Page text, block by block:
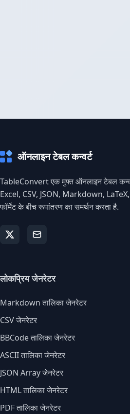
ऑनलाइन टेबल कन्वर्ट
TableConvert एक मुफ्त ऑनलाइन टेबल
Excel, CSV, JSON, Markdown,
फॉर्मेट के बीच रूपांतरण का समर्थन करता है.
लोकप्रिय जेनरेटर
Markdown तालिका जेनरेटर
CSV जेनरेटर
BBCode तालिका जेनरेटर
ASCII तालिका जेनरेटर
JSON Array जेनरेटर
HTML तालिका जेनरेटर
PDF तालिका जेनरेटर